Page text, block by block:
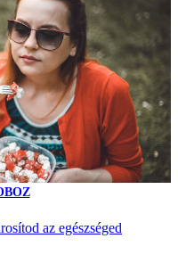
az egészséged